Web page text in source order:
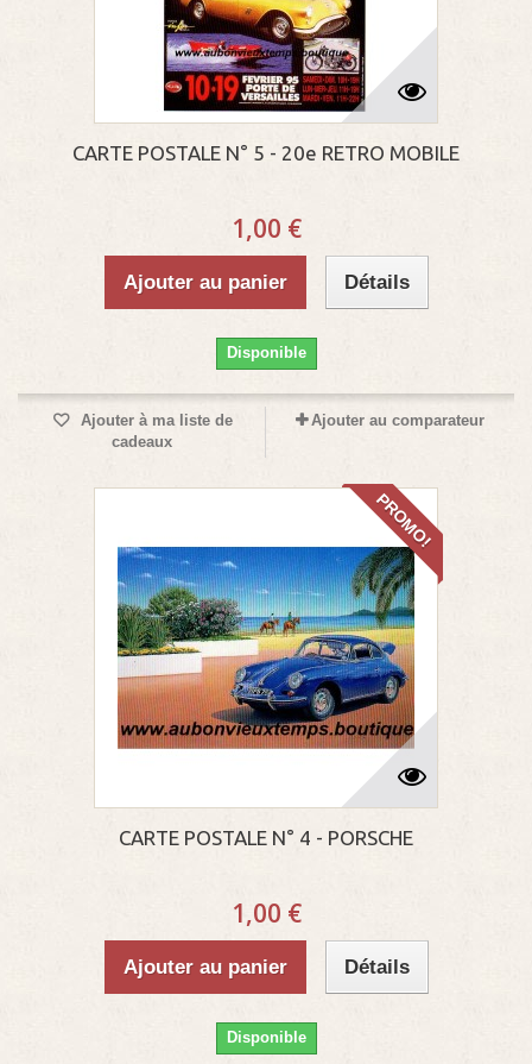
CARTE POSTALE N° 5 - 20e RETRO MOBILE
1,00 €
Ajouter au panier Détails
Disponible
Ajouter à ma liste de
cadeaux
Ajouter au comparateur
PROMO!
CARTE POSTALE N° 4 - PORSCHE
1,00 €
Ajouter au panier Détails
Disponible